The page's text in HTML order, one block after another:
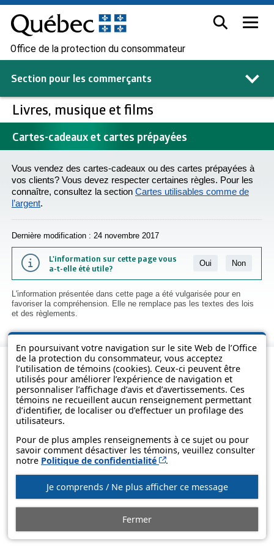
En poursuivant votre navigation sur le site Web de l’Office
de la protection du consommateur, vous acceptez
l’utilisation de témoins (cookies). Ceux-ci peuvent être
utilisés pour améliorer l’expérience de navigation et
personnaliser l’affichage d’avis et d’avertissements. Ces
témoins ne recueillent aucun renseignement permettant
d’identifier, de localiser ou d’effectuer un profilage des
utilisateurs.
Pour de plus amples renseignements à ce sujet ou pour
savoir comment désactiver les témoins, veuillez consulter
notre Politique de confidentialité Cet hyperlien s’ouvrira
.
Je comprends / Ne plus afficher ce message
Fermer
Office de la protection du consommateur
Section pour les commerçants
Livres, musique et films
Cartes-cadeaux et cartes prépayées
Vous vendez des cartes-cadeaux ou des cartes prépayées à
vos clients? Vous devez respecter certaines règles. Pour les
connaître, consultez la section Cartes utilisables comme de
l’argent.
Dernière modification : 24 novembre 2017
L'information sur cette page vous
a-t-elle été utile?
Oui Non
L'information présentée dans cette page a été vulgarisée pour en
favoriser la compréhension. Elle ne remplace pas les textes des lois
et des règlements.
© Gouvernement du Québec, 2013-2025